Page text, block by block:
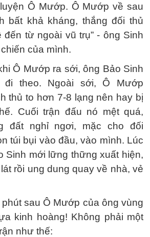
Ô Mướp. Ô Mướp về sau
bất khả kháng, thắng đối thủ
đến từ ngoài vũ trụ” - ông Sinh
của mình.
Ô Mướp ra sới, ông Bảo Sinh
đi theo. Ngoài sới, Ô Mướp
thủ to hơn 7-8 lạng nên hay bị
Cuối trận đấu nó mệt quá,
đất nghỉ ngơi, mặc cho đối
túi bụi vào đầu, vào mình. Lúc
Sinh mới lững thững xuất hiện,
rồi ung dung quay về nhà, vẻ
sau Ô Mướp của ông vùng
kinh hoàng! Không phải một
như thế: